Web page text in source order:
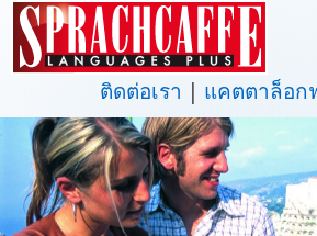
ติดต่อเรา แคตตาล็อก